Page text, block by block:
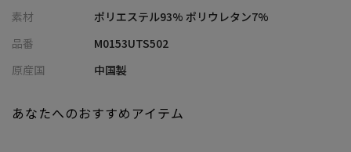
【シルエット】
を採用。
裾口にはスピンドル（コード）が付いており、絞ることでシルエ
【ディテール】
素材
ポリエステル93% ポリウレタン7%
品番
M0153UTS502
原産国
中国製
あなたへのおすすめアイテム